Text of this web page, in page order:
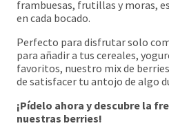
frambuesas, frutillas y moras,
en cada bocado.
Perfecto para disfrutar solo
para añadir a tus cereales,
favoritos, nuestro mix de
de satisfacer tu antojo de algo
¡Pídelo ahora y descubre la
nuestras berries!